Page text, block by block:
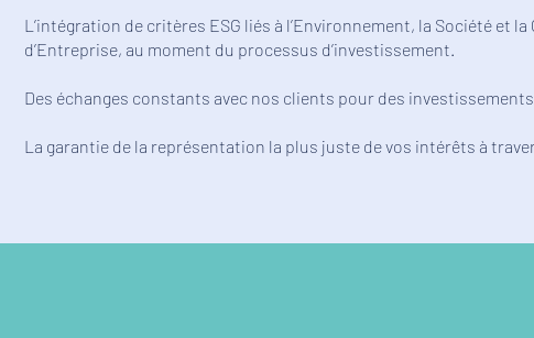
L’intégration de critères ESG liés à l’Environnement, la Société et la
d’Entreprise, au moment du processus d’investissement.
Des échanges constants avec nos clients pour des
La garantie de la représentation la plus juste de vos intérêts à